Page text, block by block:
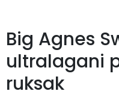
Big Agnes
ultralagani
ruksak